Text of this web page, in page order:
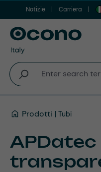
Vai al contenuto
Notizie Carriera
Prodotti Tubi
APDatec